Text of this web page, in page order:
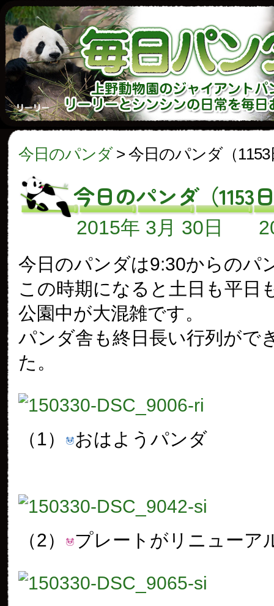
今日のパンダ> 今日のパンダ（1153
今日のパンダ（1153
2015年 3月 30日
今日のパンダは9:30からのパ
この時期になると土日も平日
公園中が大混雑です。
パンダ舎も終日長い行列がで
た。
（1） おはようパンダ
（2） プレートがリニューア